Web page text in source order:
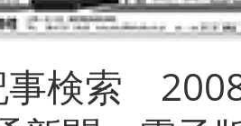
事検索